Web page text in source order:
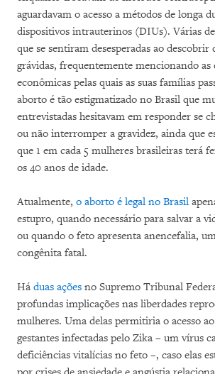
aguardavam o acesso a métodos de longa
dispositivos intrauterinos (DIUs). Várias
que se sentiram desesperadas ao descobrir
grávidas, frequentemente mencionando as
econômicas pelas quais as suas famílias
aborto é tão estigmatizado no Brasil que
entrevistadas hesitavam em responder se
ou não interromper a gravidez, ainda que
que 1 em cada 5 mulheres brasileiras terá
os 40 anos de idade.
Atualmente, o aborto é legal no Brasil
estupro, quando necessário para salvar a
ou quando o feto apresenta anencefalia,
congênita fatal.
Há duas ações no Supremo Tribunal
profundas implicações nas liberdades
mulheres. Uma delas permitiria o acesso
gestantes infectadas pelo Zika – um vírus
deficiências vitalícias no feto –, caso elas